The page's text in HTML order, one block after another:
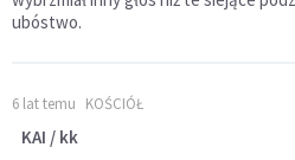
ubóstwo.
6 lat temu KOŚCIÓŁ
KAI / kk